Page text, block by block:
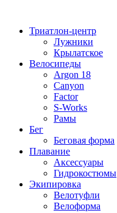
содержимому
Триатлон-центр
Лужники
Крылатское
Велосипеды
Argon 18
Canyon
Factor
S-Works
Рамы
Бег
Беговая форма
Плавание
Аксессуары
Гидрокостюмы
Экипировка
Велотуфли
Велоформа